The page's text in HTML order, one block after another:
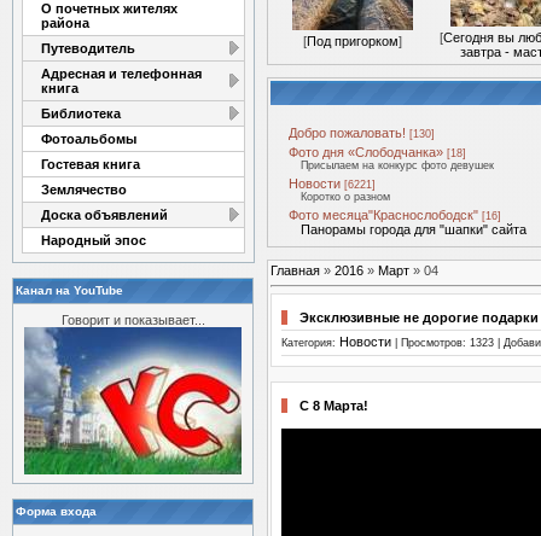
О почетных жителях
района
Путеводитель
Адресная и телефонная
книга
Библиотека
Фотоальбомы
Гостевая книга
Землячество
Доска объявлений
Народный эпос
Канал на YouTube
Говорит и показывает...
Форма входа
[Под пригорком] [Сегодня вы
завтра -
Добро пожаловать! [130]
Фото дня «Слободчанка» [18]
Присылаем на конкурс фото девушек
Новости [6221]
Коротко о разном
Фото месяца"Краснослободск" [16]
Панорамы города для "шапки" сайта
Главная » 2016 » Март » 04
Эксклюзивные не дорогие
Категория: Новости | Просмотров: 1323 |
С 8 Марта!